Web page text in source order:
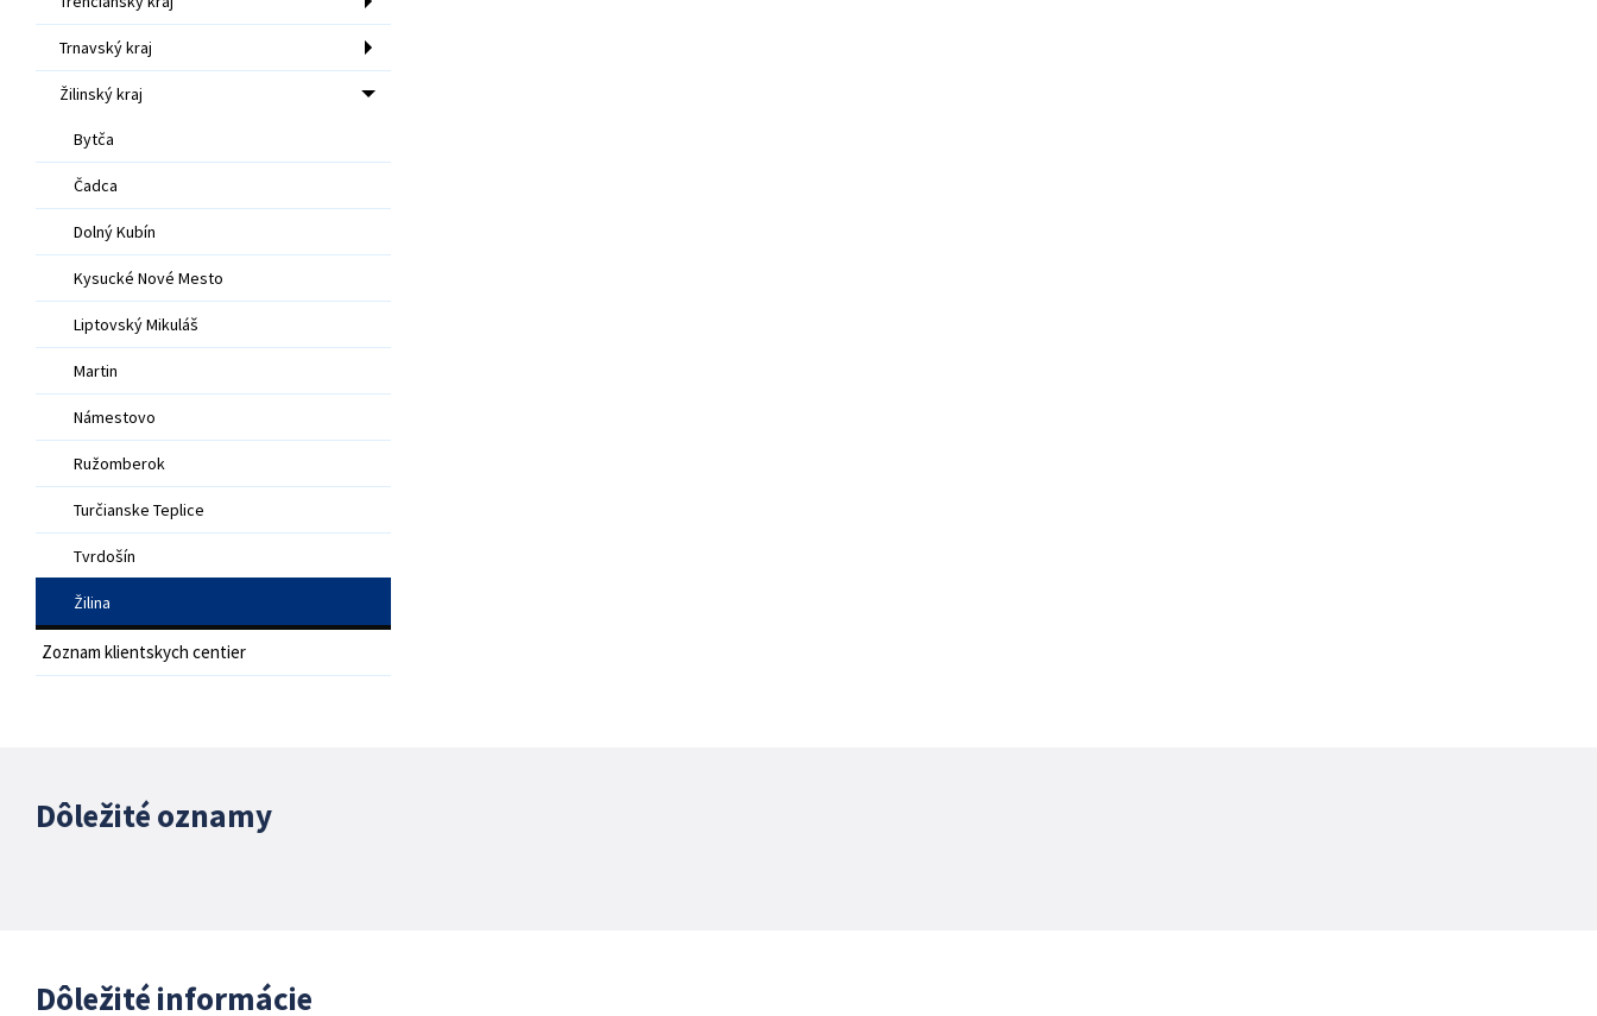
Trnavský kraj
Žilinský kraj
Bytča
Čadca
Dolný Kubín
Kysucké Nové Mesto
Liptovský Mikuláš
Martin
Námestovo
Ružomberok
Turčianske Teplice
Tvrdošín
Žilina
Zoznam klientskych centier
Dôležité oznamy
Dôležité informácie